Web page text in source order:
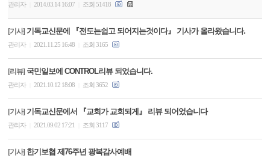
관리자 2014.03.14 16:07 조회 51418
[기사] 기독교신문에 『전도는쉽고 되어지는것이다』 기사가 올라왔습니다.
관리자 2021.11.25 16:48 조회 3165
[리뷰] 국민일보에 CONTROL리뷰 되었습니다.
관리자 2021.10.12 18:08 조회 3652
[기사] 기독교신문에서 『교회가 교회되게』 리뷰 되어었습니다
관리자 2021.09.02 17:21 조회 3117
[기사] 한기보협 제76주년 광복감사예배